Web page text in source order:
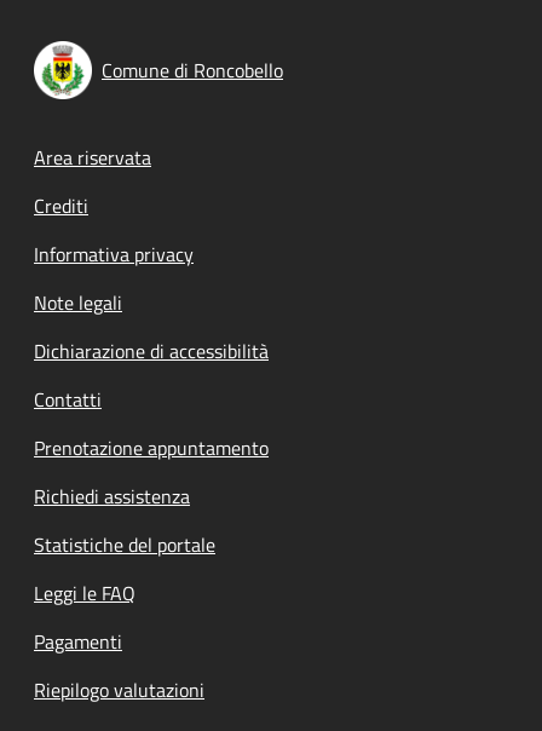
Comune di Roncobello
Footer menu
Area riservata
Crediti
Informativa privacy
Note legali
Dichiarazione di accessibilità
Contatti
Prenotazione appuntamento
Richiedi assistenza
Statistiche del portale
Leggi le FAQ
Pagamenti
Riepilogo valutazioni